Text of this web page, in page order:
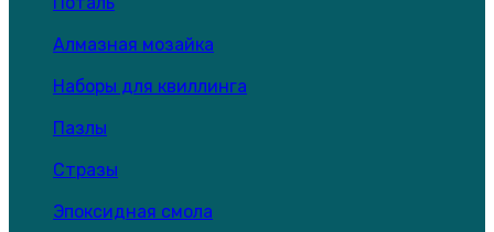
Алмазная мозайка
Наборы для квиллинга
Пазлы
Стразы
Эпоксидная смола